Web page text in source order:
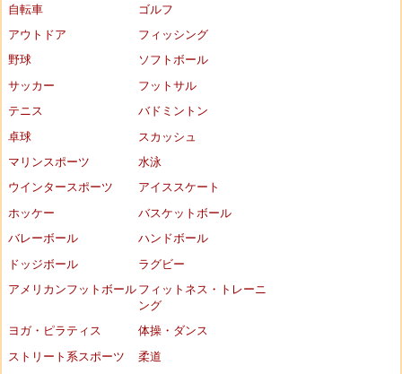
自転車
ゴルフ
アウトドア
フィッシング
野球
ソフトボール
サッカー
フットサル
テニス
バドミントン
卓球
スカッシュ
マリンスポーツ
水泳
ウインタースポーツ
アイススケート
ホッケー
バスケットボール
バレーボール
ハンドボール
ドッジボール
ラグビー
アメリカンフットボール フィットネス・トレーニ
ング
ヨガ・ピラティス
体操・ダンス
ストリート系スポーツ
柔道